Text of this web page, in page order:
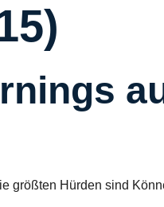
größten Hürden sind